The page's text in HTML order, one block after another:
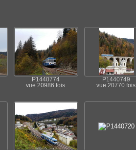
P1440774
vue 20986 fois
P1440749
vue 20770 fois